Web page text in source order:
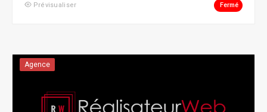
Prévisualiser Fermé
Agence